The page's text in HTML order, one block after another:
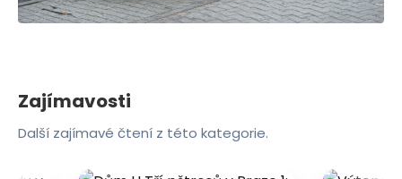
Zajímavosti
Další zajímavé čtení z této kategorie.